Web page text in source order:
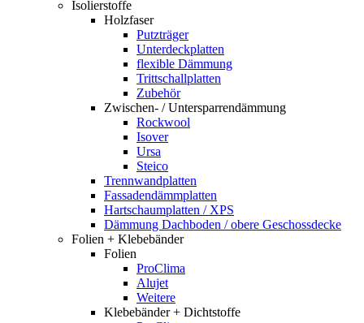
Isolierstoffe
Holzfaser
Putzträger
Unterdeckplatten
flexible Dämmung
Trittschallplatten
Zubehör
Zwischen- / Untersparrendämmung
Rockwool
Isover
Ursa
Steico
Trennwandplatten
Fassadendämmplatten
Hartschaumplatten / XPS
Dämmung Dachboden / obere Geschossdecke
Folien + Klebebänder
Folien
ProClima
Alujet
Weitere
Klebebänder + Dichtstoffe